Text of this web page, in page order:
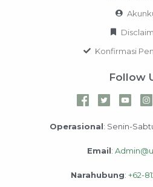
Konfirmasi
Follow
Operasional: Senin-
Email:
Narahubung: +62-